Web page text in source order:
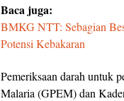
Baca juga:
BMKG NTT: Sebagian
Potensi Kebakaran
Pemeriksaan darah untuk
Malaria (GPEM) dan